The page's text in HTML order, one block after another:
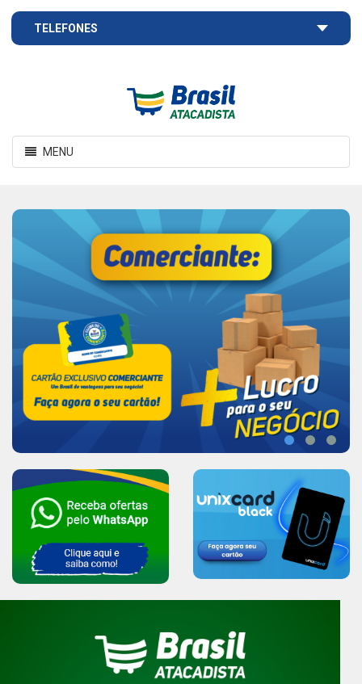
TELEFONES
Atacadista
Toggle
navigation
MENU